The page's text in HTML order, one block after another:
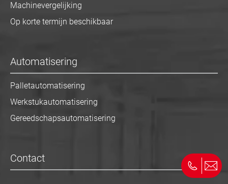
Machinevergelijking
Op korte termijn beschikbaar
Automatisering
Palletautomatisering
Werkstukautomatisering
Gereedschapsautomatisering
Contact